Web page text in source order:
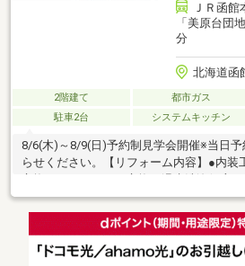
ＪＲ函
「美原台団
分
北海道函
2階建て 都市ガス
駐車2台
システムキッチン
8/6(木)～8/9(日)予約制見学会開催※当日予
らせください。【リフォーム内容】●内装
交換、玄関扉交換、フローリング上張り
換、シューズボックス交換、給湯器交換
災警報器設置、照明LED交換、クリーニン
検、雨漏り点検、漏水点検【おすすめポ